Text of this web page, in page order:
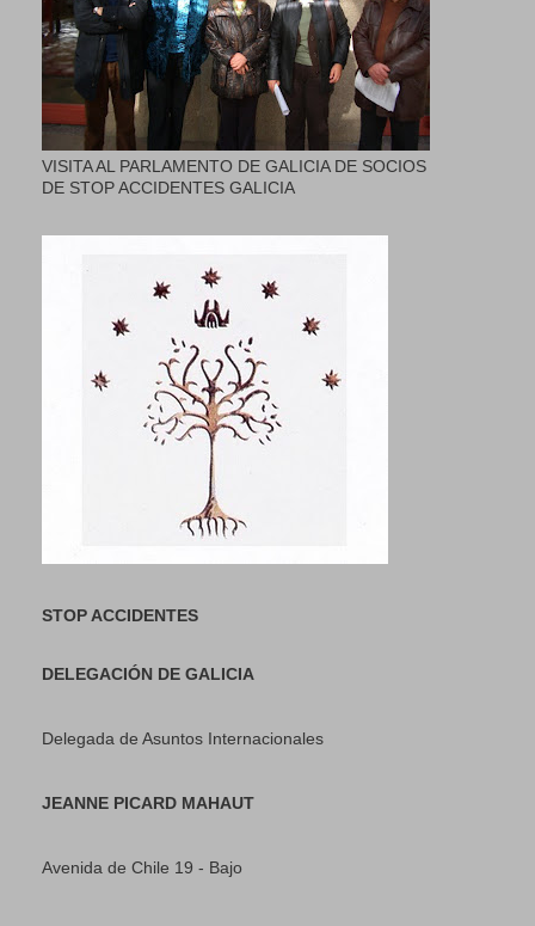
VISITA AL PARLAMENTO DE GALICIA DE SOCIOS
DE STOP ACCIDENTES GALICIA
STOP ACCIDENTES
DELEGACIÓN DE GALICIA
Delegada de Asuntos Internacionales
JEANNE PICARD MAHAUT
Avenida de Chile 19 - Bajo